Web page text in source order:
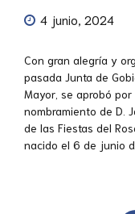
4 junio, 2024
Con gran alegría y
pasada Junta de
Mayor, se aprobó
nombramiento de D.
de las Fiestas del
nacido el 6 de junio